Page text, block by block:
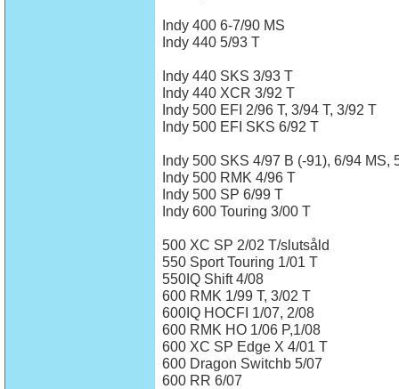
Indy 400 6-7/90 MS
Indy 440 5/93 T
Indy 440 SKS 3/93 T
Indy 440 XCR 3/92 T
Indy 500 EFI 2/96 T, 3/94 T, 3/92 T
Indy 500 EFI SKS 6/92 T
Indy 500 SKS 4/97 B (-91), 6/94 MS,
Indy 500 RMK 4/96 T
Indy 500 SP 6/99 T
Indy 600 Touring 3/00 T
500 XC SP 2/02 T/slutsåld
550 Sport Touring 1/01 T
550IQ Shift 4/08
600 RMK 1/99 T, 3/02 T
600IQ HOCFI 1/07, 2/08
600 RMK HO 1/06 P,1/08
600 XC SP Edge X 4/01 T
600 Dragon Switchb 5/07
600 RR 6/07